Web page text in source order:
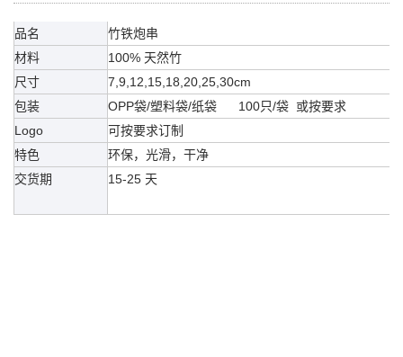
品名
竹铁炮串
材料
100% 天然竹
尺寸
7,9,12,15,18,20,25,30cm
包装
OPP袋/塑料袋/纸袋 100只/袋 或按要求
Logo
可按要求订制
特色
环保，光滑，干净
交货期
15-25 天